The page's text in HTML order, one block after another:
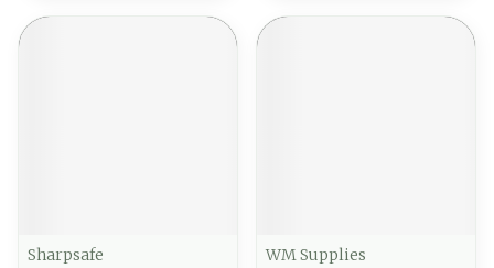
Sharpsafe
WM Supplies